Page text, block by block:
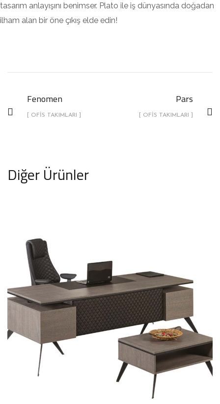
tasarım anlayışını benimser. Plato ile iş dünyasında doğadan
ilham alan bir öne çıkış elde edin!
Fenomen
[ OFIS TAKIMLARI ]
Pars
[ OFIS TAKIMLARI ]
Diğer Ürünler
Petra
OFIS TAKIMLARI